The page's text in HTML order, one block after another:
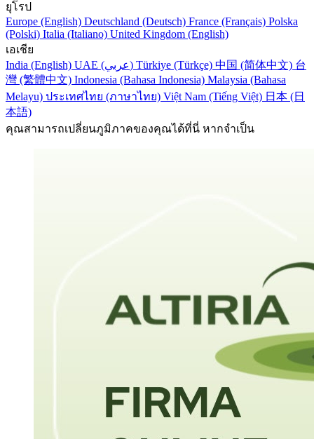
ยุโรป
Europe (English) Deutschland (Deutsch) France (Français) Polska
(Polski) Italia (Italiano) United Kingdom (English)
เอเชีย
India (English)
UAE (عربي) Türkiye (Türkçe) 中国 (简体中文) 台
灣 (繁體中文) Indonesia (Bahasa Indonesia) Malaysia (Bahasa
Melayu) ประเทศไทย (ภาษาไทย) Việt Nam (Tiếng Việt) 日本 (日
本語)
คุณสามารถเปลี่ยนภูมิภาคของคุณได้ที่นี่ หากจำเป็น